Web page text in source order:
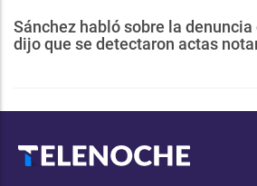
Sánchez habló sobre la
dijo que se detectaron actas